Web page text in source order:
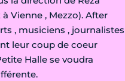
Vienne , Mezzo). After
, musiciens , journalistes
leur coup de coeur
Halle se voudra